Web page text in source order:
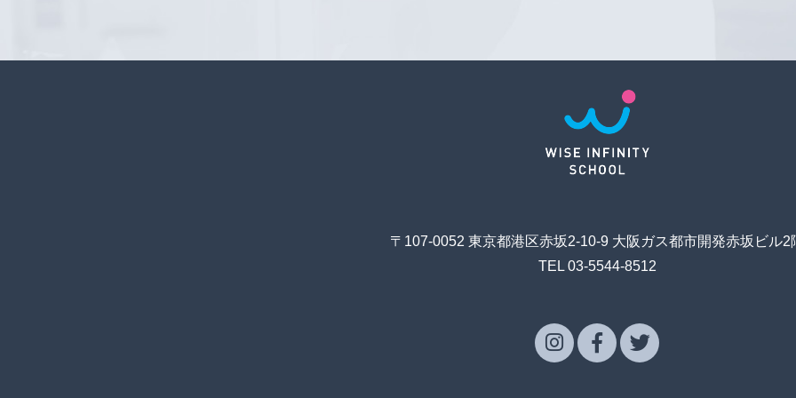
〒107-0052 東京都港区赤坂2-10-9 大阪ガス都市開発赤坂ビル2
TEL 03-5544-8512